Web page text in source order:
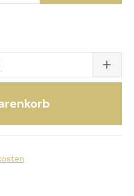
den gewünschten